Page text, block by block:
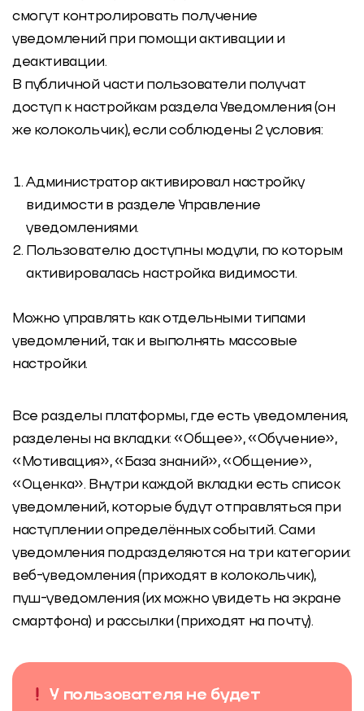
смогут контролировать получение
уведомлений при помощи активации и
деактивации.
В публичной части пользователи получат
доступ к настройкам раздела Уведомления (он
же колокольчик), если соблюдены 2 условия:
Администратор активировал настройку
видимости в разделе Управление
уведомлениями.
Пользователю доступны модули, по которым
активировалась настройка видимости.
Можно управлять как отдельными типами
уведомлений, так и выполнять массовые
настройки.
Все разделы платформы, где есть уведомления,
разделены на вкладки: «Общее», «Обучение»,
«Мотивация», «База знаний», «Общение»,
«Оценка». Внутри каждой вкладки есть список
уведомлений, которые будут отправляться при
наступлении определённых событий. Сами
уведомления подразделяются на три категории:
веб-уведомления (приходят в колокольчик),
пуш-уведомления (их можно увидеть на экране
смартфона) и рассылки (приходят на почту).
У пользователя не будет